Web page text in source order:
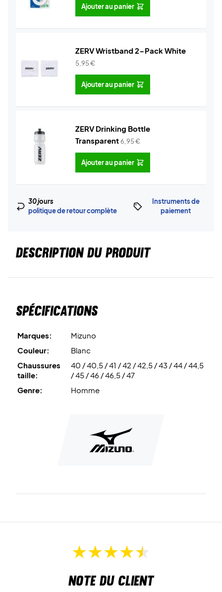
Ajouter au panier
ZERV Wristband 2-Pack White
5,95€
Ajouter au panier
ZERV Drinking Bottle
Transparent6,95€
Ajouter au panier
30 jours
politique de retour complète
Instruments de
paiement
DESCRIPTION DU PRODUIT
Spécifications
Marques:
Mizuno
Couleur:
Blanc
Chaussures
taille:
40 / 40,5 / 41 / 42 / 42,5 / 43 / 44 / 44,5
/ 45 / 46 / 46,5 / 47
Genre:
Homme
Note du client